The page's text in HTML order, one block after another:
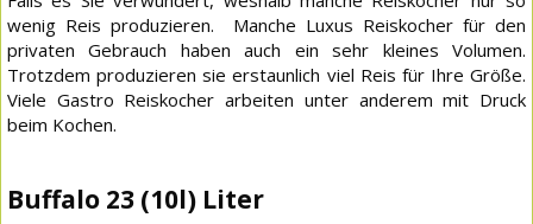
wenig Reis produzieren. Manche Luxus Reiskocher für den
privaten Gebrauch haben auch ein sehr kleines Volumen.
Trotzdem produzieren sie erstaunlich viel Reis für Ihre Größe.
Viele Gastro Reiskocher arbeiten unter anderem mit Druck
beim Kochen.
Buffalo 23 (10l) Liter